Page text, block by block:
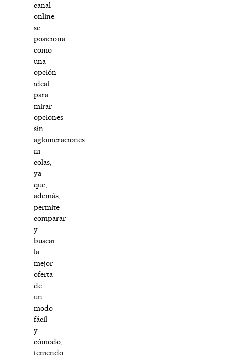
canal
online
se
posiciona
como
una
opción
ideal
para
mirar
opciones
sin
aglomeraciones
ni
colas,
ya
que,
además,
permite
comparar
y
buscar
la
mejor
oferta
de
un
modo
fácil
y
cómodo,
teniendo